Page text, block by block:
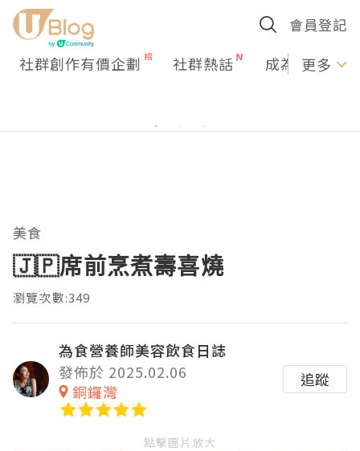
會員登記
社群創作有價企劃 社群熱話 成為U更多
美食
🇯🇵席前烹煮壽喜燒
瀏覽次數:349
為食營養師美容飲食日誌
發佈於 2025.02.06
銅鑼灣
追蹤
點擊圖片放大